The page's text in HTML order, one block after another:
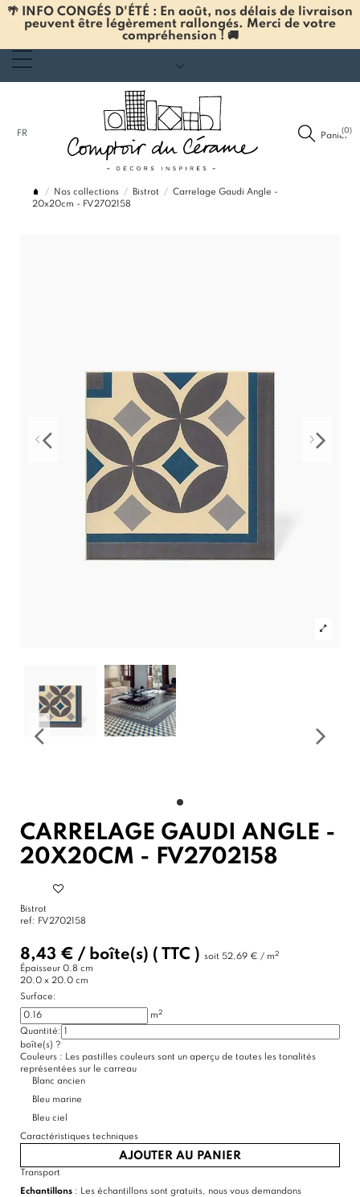
🌴 INFO CONGÉS D'ÉTÉ : En août, nos délais de livraison
peuvent être légèrement rallongés. Merci de votre
compréhension ! 🚚
FR Panier
(0)
Nos collections Bistrot
Carrelage Gaudi Angle -
20x20cm - FV2702158
CARRELAGE GAUDI ANGLE -
20X20CM - FV2702158
Bistrot
ref: FV2702158
8,43 € / boîte(s) ( TTC ) soit 52,69 € / m2
Épaisseur 0.8 cm
20.0 x 20.0 cm
Surface:
m2
Quantité:
boîte(s) ?
Couleurs : Les pastilles couleurs sont un aperçu de toutes les tonalités
représentées sur le carreau
Blanc ancien
Bleu marine
Bleu ciel
Caractéristiques techniques
AJOUTER AU PANIER
Transport
Echantillons : Les échantillons sont gratuits, nous vous demandons